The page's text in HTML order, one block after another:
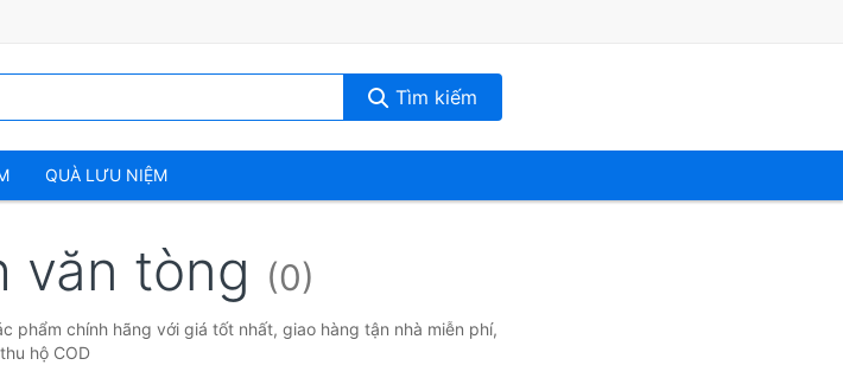
Tìm kiếm
QUÀ LƯU NIỆM
văn tòng (0)
phẩm chính hãng với giá tốt nhất, giao hàng tận nhà miễn phí,
thu hộ COD